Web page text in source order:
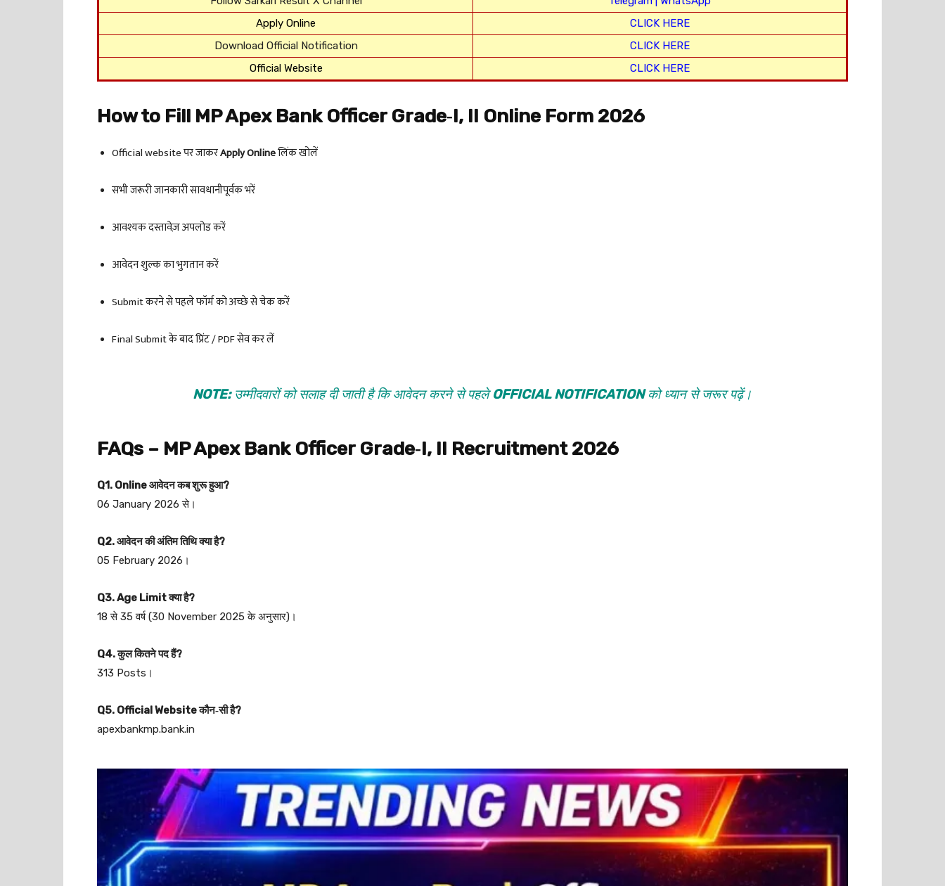
Apply Online
CLICK HERE
Download Official Notification
CLICK HERE
Official Website
CLICK HERE
How to Fill MP Apex Bank Officer Grade‑I, II Online Form 2026
Official website पर जाकरApply Onlineलिंक खोलें
सभी जरूरी जानकारी सावधानीपूर्वक भरें
आवश्यक दस्तावेज़ अपलोड करें
आवेदन शुल्क का भुगतान करें
Submit करने से पहले फॉर्म को अच्छे से चेक करें
Final Submit के बाद प्रिंट / PDF सेव कर लें
NOTE:उम्मीदवारों को सलाह दी जाती है कि आवेदन करने से पहलेOFFICIAL NOTIFICATIONको ध्यान से जरूर पढ़ें।
FAQs – MP Apex Bank Officer Grade‑I, II Recruitment 2026
Q1. Online आवेदन कब शुरू हुआ?
06 January 2026 से।
Q2. आवेदन की अंतिम तिथि क्या है?
05 February 2026।
Q3. Age Limit क्या है?
18 से 35 वर्ष (30 November 2025 के अनुसार)।
Q4. कुल कितने पद हैं?
313 Posts।
Q5. Official Website कौन‑सी है?
apexbankmp.bank.in